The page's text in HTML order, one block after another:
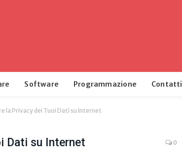
Software Programmazione Contatti
la Privacy dei Tuoi Dati su Internet
Dati su Internet 0